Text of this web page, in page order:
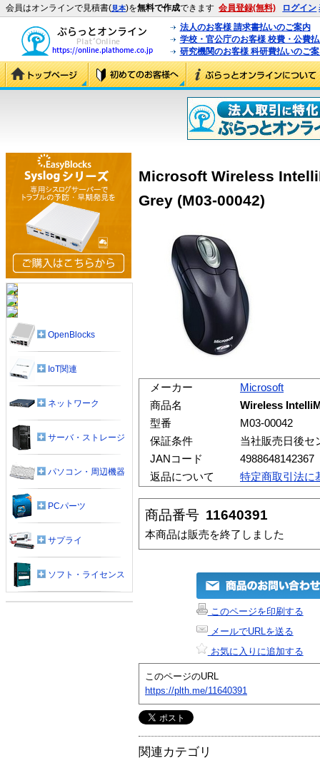
会員はオンラインで見積書(見本)を無料で作成できます 会員登録(無料) ログイン
法人のお客様 請求書払いのご案内
学校・官公庁のお客様 校費・公費
研究機関のお客様 科研費払いのご
Microsoft Wireless
Grey (M03-00042)
メーカー
Microsoft
商品名
Wireless
型番
M03-00042
保証条件
当社販売日後セ
JANコード
4988648142367
返品について
特定商取引法に
商品番号 11640391
本商品は販売を終了しました
このページを印刷する
メールでURLを送る
お気に入りに追加する
このページのURL
https://plth.me/11640391
関連カテゴリ
OpenBlocks
IoT関連
ネットワーク
サーバ・ストレージ
パソコン・周辺機器
PCパーツ
サプライ
ソフト・ライセンス